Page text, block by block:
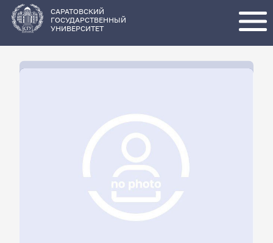
основному
содержанию
САРАТОВСКИЙ
ГОСУДАРСТВЕННЫЙ
УНИВЕРСИТЕТ